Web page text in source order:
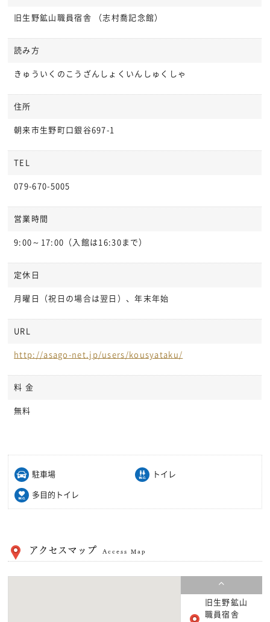
旧生野鉱山職員宿舎 （志村喬記念館）
読み方
きゅういくのこうざんしょくいんしゅくしゃ
住所
朝来市生野町口銀谷697-1
TEL
079-670-5005
営業時間
9:00～17:00（入館は16:30まで）
定休日
月曜日（祝日の場合は翌日）、年末年始
URL
http://asago-net.jp/users/kousyataku/
料 金
無料
駐車場 トイレ
多目的トイレ
アクセスマップ Access Map
旧生野鉱山
職員宿舎